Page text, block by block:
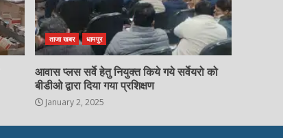
ताजा खबर धामपुर
आवास प्लस सर्वे हेतु नियुक्त किये गये सर्वेयरो को
बीडीओ द्वारा दिया गया प्रशिक्षण
January 2, 2025